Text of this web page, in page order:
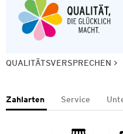
QUALITÄTSVERSPRECHEN
Zahlarten Service